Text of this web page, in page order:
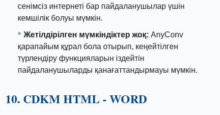
сенімсіз интернеті бар пайдаланушылар үшін
кемшілік болуы мүмкін.
Жетілдірілген мүмкіндіктер жоқ: AnyConv
қарапайым құрал бола отырып, кеңейтілген
түрлендіру функцияларын іздейтін
пайдаланушыларды қанағаттандырмауы мүмкін.
10. CDKM HTML - WORD